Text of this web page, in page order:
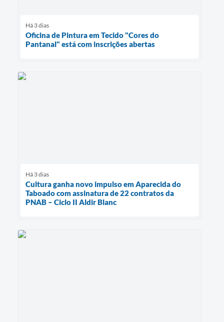
Há 3 dias
Oficina de Pintura em Tecido "Cores do
Pantanal" está com inscrições abertas
Há 3 dias
Cultura ganha novo impulso em Aparecida do
Taboado com assinatura de 22 contratos da
PNAB – Ciclo II Aldir Blanc